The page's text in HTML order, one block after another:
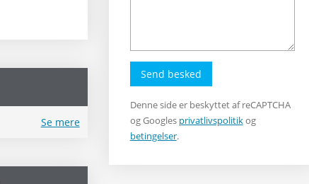
Se mere
Send besked
Denne side er beskyttet af reCAPTCHA
og Googles privatlivspolitikog
betingelser.